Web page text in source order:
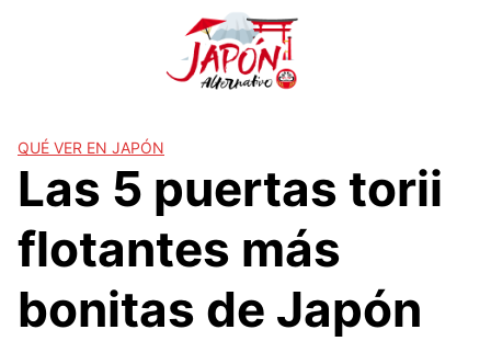
QUÉ VER EN JAPÓN
Las 5 puertas torii
flotantes más
bonitas de Japón